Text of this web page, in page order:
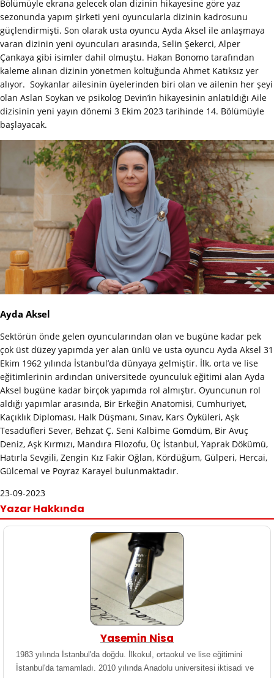
Bölümüyle ekrana gelecek olan dizinin hikayesine göre yaz
sezonunda yapım şirketi yeni oyuncularla dizinin kadrosunu
güçlendirmişti. Son olarak usta oyuncu Ayda Aksel ile anlaşmaya
varan dizinin yeni oyuncuları arasında, Selin Şekerci, Alper
Çankaya gibi isimler dahil olmuştu. Hakan Bonomo tarafından
kaleme alınan dizinin yönetmen koltuğunda Ahmet Katıksız yer
alıyor. Soykanlar ailesinin üyelerinden biri olan ve ailenin her şeyi
olan Aslan Soykan ve psikolog Devin’in hikayesinin anlatıldığı Aile
dizisinin yeni yayın dönemi 3 Ekim 2023 tarihinde 14. Bölümüyle
başlayacak.
Ayda Aksel
Sektörün önde gelen oyuncularından olan ve bugüne kadar pek
çok üst düzey yapımda yer alan ünlü ve usta oyuncu Ayda Aksel 31
Ekim 1962 yılında İstanbul’da dünyaya gelmiştir. İlk, orta ve lise
eğitimlerinin ardından üniversitede oyunculuk eğitimi alan Ayda
Aksel bugüne kadar birçok yapımda rol almıştır. Oyuncunun rol
aldığı yapımlar arasında, Bir Erkeğin Anatomisi, Cumhuriyet,
Kaçıklık Diploması, Halk Düşmanı, Sınav, Kars Öyküleri, Aşk
Tesadüfleri Sever, Behzat Ç. Seni Kalbime Gömdüm, Bir Avuç
Deniz, Aşk Kırmızı, Mandıra Filozofu, Üç İstanbul, Yaprak Dökümü,
Hatırla Sevgili, Zengin Kız Fakir Oğlan, Kördüğüm, Gülperi, Hercai,
Gülcemal ve Poyraz Karayel bulunmaktadır.
23-09-2023
Yazar Hakkında
Yasemin Nisa
1983 yılında İstanbul'da doğdu. İlkokul, ortaokul ve lise eğitimini
İstanbul'da tamamladı. 2010 yılında Anadolu universitesi iktisadi ve